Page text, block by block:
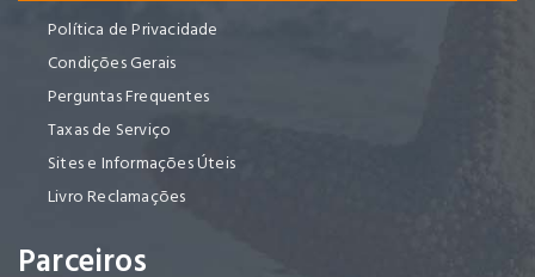
Política de Privacidade
Condições Gerais
Perguntas Frequentes
Taxas de Serviço
Sites e Informações Úteis
Livro Reclamações
Parceiros